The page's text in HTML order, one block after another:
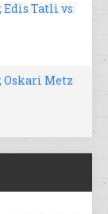
Edis Tatli vs
Oskari Metz